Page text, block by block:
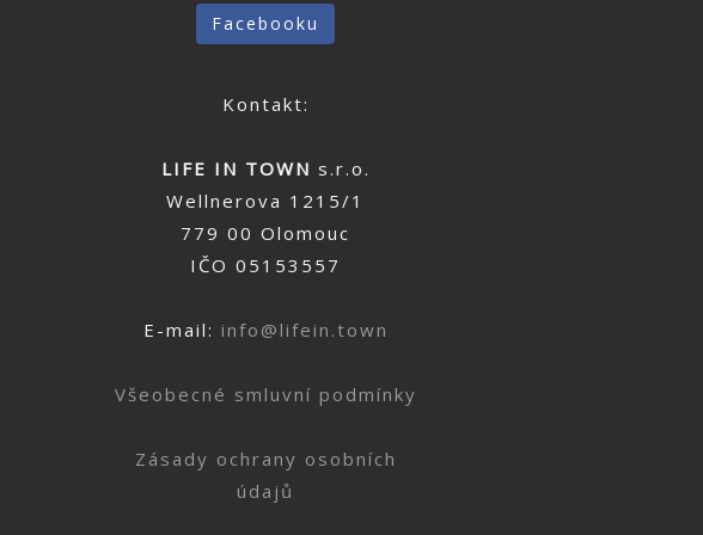
Facebooku
Kontakt:
LIFE IN TOWN s.r.o.
Wellnerova 1215/1
779 00 Olomouc
IČO 05153557
E-mail: info@lifein.town
Všeobecné smluvní podmínky
Zásady ochrany osobních
údajů